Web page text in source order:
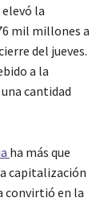
la
mil millones a
del jueves.
a la
cantidad
ha más que
capitalización
convirtió en la